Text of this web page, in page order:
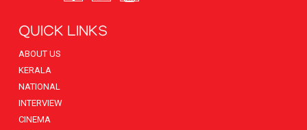
QUICK LINKS
ABOUT US
KERALA
NATIONAL
INTERVIEW
CINEMA